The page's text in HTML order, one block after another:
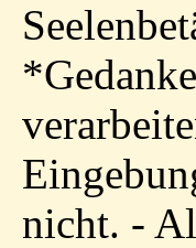
*
nicht. -